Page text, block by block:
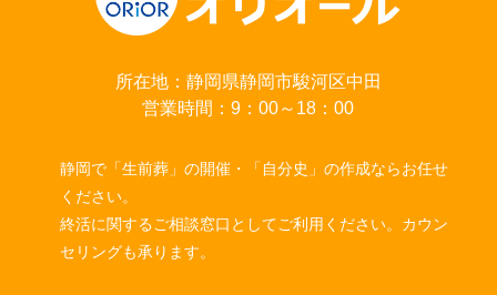
所在地：静岡県静岡市駿河区中田
営業時間：9：00～18：00
静岡で「生前葬」の開催・「自分史」の作成ならお任せ
ください。
終活に関するご相談窓口としてご利用ください。カウン
セリングも承ります。